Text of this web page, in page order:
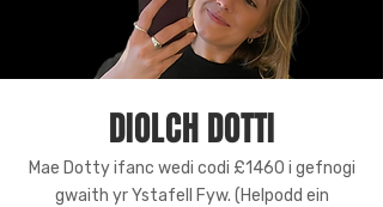
DIOLCH DOTTI
Mae Dotty ifanc wedi codi £1460 i gefnogi
gwaith yr Ystafell Fyw. (Helpodd ein